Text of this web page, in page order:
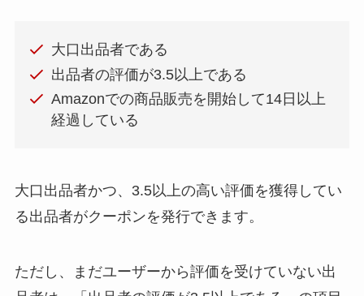
大口出品者である
出品者の評価が3.5以上である
Amazonでの商品販売を開始して14日以上
経過している
大口出品者かつ、3.5以上の高い評価を獲得してい
る出品者がクーポンを発行できます。
ただし、まだユーザーから評価を受けていない出